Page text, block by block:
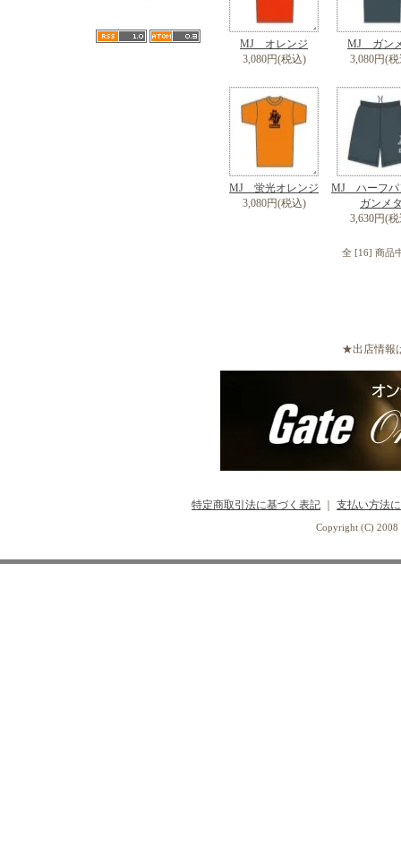
MJ オレンジ
3,080円(税込)
MJ ガン
3,080円(
MJ 蛍光オレンジ
3,080円(税込)
MJ ハーフ
ガンメ
3,630円(
全 [16] 商品
★出店情報
特定商取引法に基づく表記 支払い方法
Copyright (C) 2008